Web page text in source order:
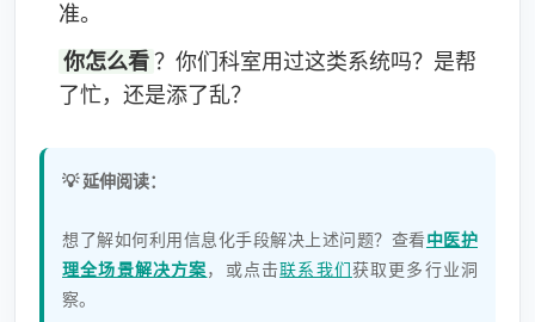
准。
你怎么看？你们科室用过这类系统吗？是帮
了忙，还是添了乱？
💡 延伸阅读：
想了解如何利用信息化手段解决上述问题？查看中医护
理全场景解决方案，或点击联系我们获取更多行业洞
察。